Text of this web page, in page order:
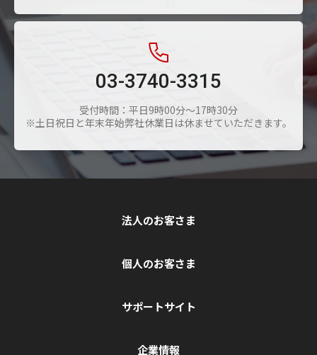
03-3740-3315
受付時間：平日9時00分～17時30分
※土日祝日と年末年始弊社休業日は休ませていただきます。
法人のお客さま
個人のお客さま
サポートサイト
企業情報